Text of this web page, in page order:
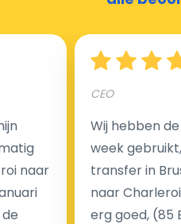
Hoeveel kost een
Een van de meest
luchthaventaxi's is een vast
tegenstelling tot
brengen wij u geen extra
nachtrit.
naar
CEO
Wij hebben
week
transfer in
naar
erg goed, (85